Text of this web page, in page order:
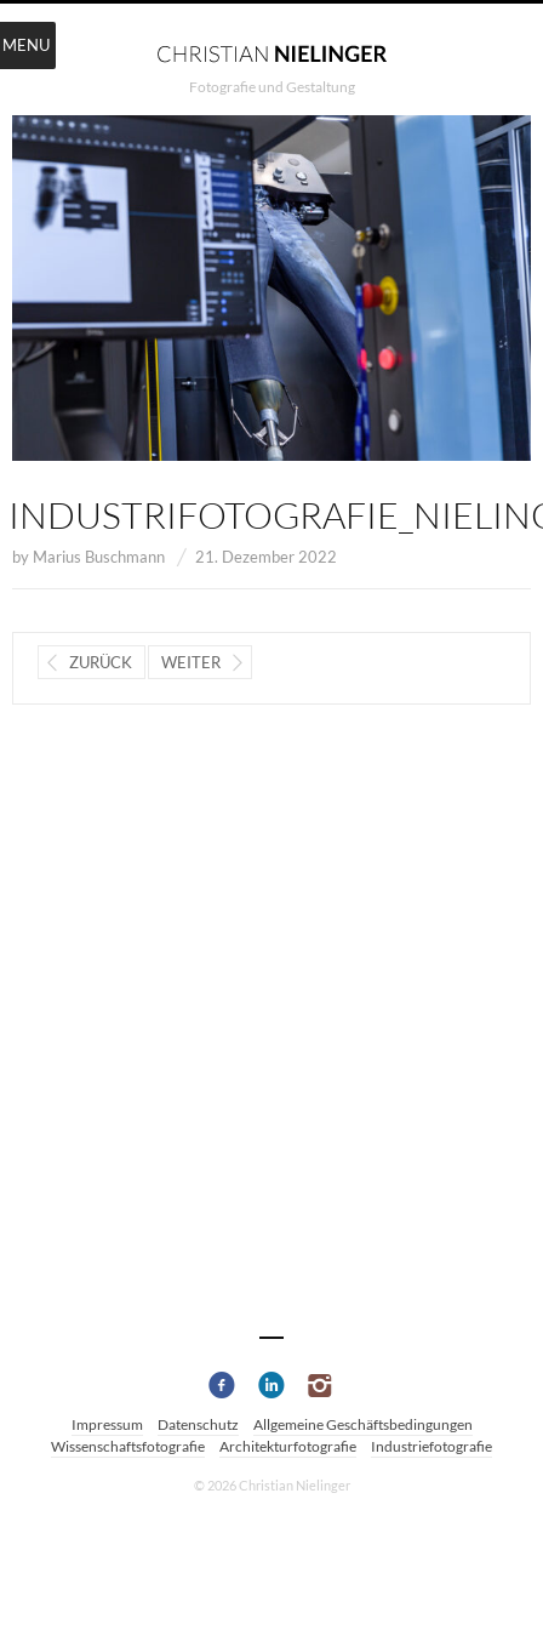
Fotografie und Gestaltung
by Marius Buschmann 21. Dezember 2022
ZURÜCK WEITER
Impressum Datenschutz
Allgemeine Geschäftsbedingungen
Wissenschaftsfotografie
Architekturfotografie Industriefotografie
© 2026 Christian Nielinger
MENU